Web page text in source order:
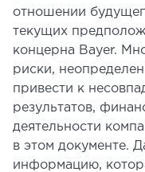
отношении
текущих
концерна Bayer.
риски,
привести к
результатов,
деятельности
в этом документе.
информацию,